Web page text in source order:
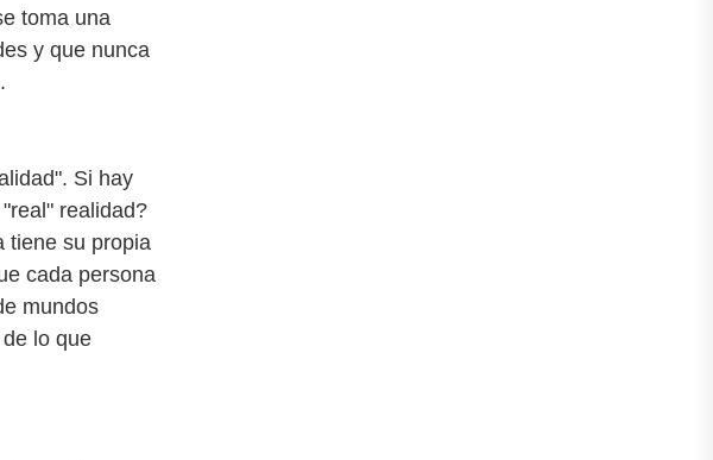
toma una
y que nunca
Si hay
realidad?
tiene su propia
cada persona
mundos
lo que